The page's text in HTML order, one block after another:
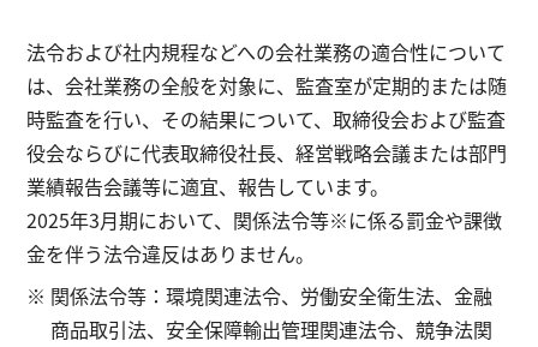
法令および社内規程などへの会社業務の適合性について
は、会社業務の全般を対象に、監査室が定期的または随
時監査を行い、その結果について、取締役会および監査
役会ならびに代表取締役社長、経営戦略会議または部門
業績報告会議等に適宜、報告しています。
2025年3月期において、関係法令等※に係る罰金や課徴
金を伴う法令違反はありません。
関係法令等：環境関連法令、労働安全衛生法、金融
商品取引法、安全保障輸出管理関連法令、競争法関